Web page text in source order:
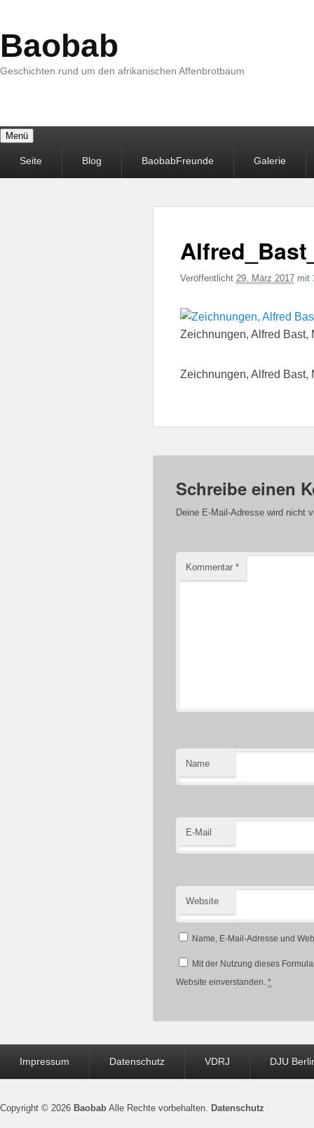
Baobab
Geschichten rund um den afrikanischen Affenbrotbaum
Menü
MenüSeite Blog BaobabFreunde Galerie
Veröffentlicht 29. März 2017mit
Zeichnungen, Alfred Bast,
Zeichnungen, Alfred Bast,
Schreibe einen
Deine E-Mail-Adresse wird nicht
Kommentar *
Name
E-Mail
Website
Name, E-Mail-Adresse und
Mit der Nutzung dieses
Website einverstanden. *
MenüImpressum Datenschutz VDRJ DJU
Copyright © 2026 Baobab Alle Rechte vorbehalten. Datenschutz